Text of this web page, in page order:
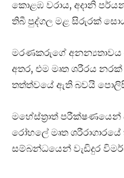
කොළඹ වරාය, අදානි
තිබී පුද්ගල මළ සිරුරක්
මරණකරුගේ
අතර, එම මෘත ශරීරය
තත්ත්වයේ ඇති බවයි
මහේස්ත්‍රාත් පරීක්ෂණයෙන්
රෝහලේ මෘත
සම්බන්ධයෙන් වැඩිදුර